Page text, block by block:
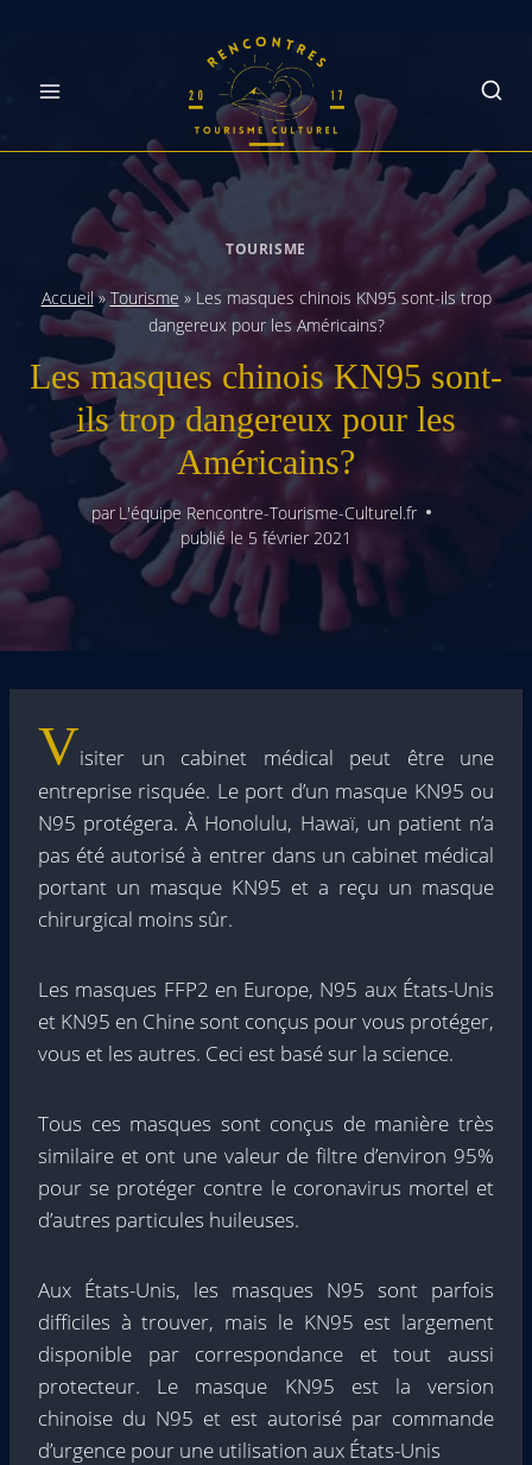
TOURISME
Accueil»Tourisme » Les masques chinois KN95 sont-ils trop
dangereux pour les Américains?
Les masques chinois KN95 sont-
ils trop dangereux pour les
Américains?
par L'équipe Rencontre-Tourisme-Culturel.fr
publié le 5 février 2021
Visiter un cabinet médical peut être une
entreprise risquée. Le port d’un masque KN95 ou
N95 protégera. À Honolulu, Hawaï, un patient n’a
pas été autorisé à entrer dans un cabinet médical
portant un masque KN95 et a reçu un masque
chirurgical moins sûr.
Les masques FFP2 en Europe, N95 aux États-Unis
et KN95 en Chine sont conçus pour vous protéger,
vous et les autres. Ceci est basé sur la science.
Tous ces masques sont conçus de manière très
similaire et ont une valeur de filtre d’environ 95%
pour se protéger contre le coronavirus mortel et
d’autres particules huileuses.
Aux États-Unis, les masques N95 sont parfois
difficiles à trouver, mais le KN95 est largement
disponible par correspondance et tout aussi
protecteur. Le masque KN95 est la version
chinoise du N95 et est autorisé par commande
d’urgence pour une utilisation aux États-Unis